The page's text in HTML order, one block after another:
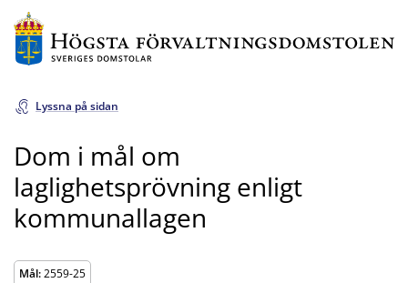
Lyssna på sidan
Dom i mål om
laglighetsprövning enligt
kommunallagen
Mål:2559-25